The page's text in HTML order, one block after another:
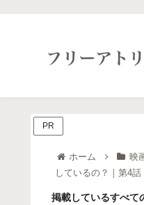
PR
ホーム 映
しているの？｜第4話
掲載しているすべて